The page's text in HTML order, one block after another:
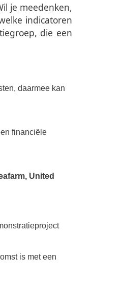
je meedenken,
indicatoren
die een
daarmee kan
financiële
United
is met een